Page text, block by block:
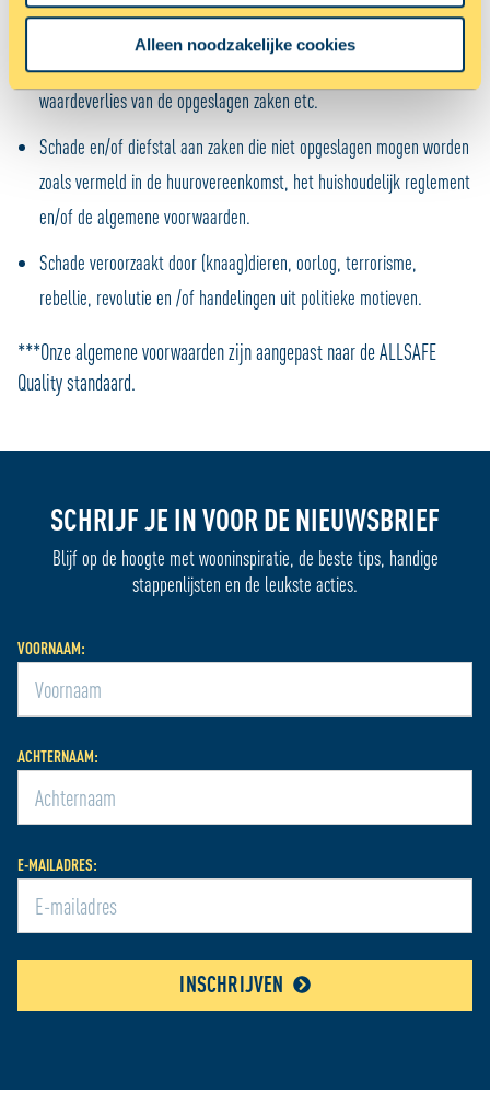
U kunt uw toestemming op elk moment wijzigen of
intrekken in de Cookieverklaring.
Met cookies maken wij de website en jouw ervaring beter
website goed. Met cookies voor statistieken houden we
anoniem bij hoe de website wordt gebruikt, zodat we die
telkens een beetje beter kunnen maken. We gebruiken
personaliseren en om functies voor social media te
bieden. We delen informatie over je gebruik van onze site
met onze partners voor social media, adverteren en
analyse zodat we ook buiten onze website een
persoonlijke ervaring kunnen bieden. Voor meer
informatie over hoe wij cookies gebruiken, bekijk onze
Alleen noodzakelijke cookies
ALLSAFE is niet aansprakelijk voor:
Indirecte schade, zoals winstderving, emotionele schade,
waardeverlies van de opgeslagen zaken etc.
Schade en/of diefstal aan zaken die niet opgeslagen mogen worden
zoals vermeld in de huurovereenkomst, het huishoudelijk reglement
en/of de algemene voorwaarden.
Schade veroorzaakt door (knaag)dieren, oorlog, terrorisme,
rebellie, revolutie en /of handelingen uit politieke motieven.
***Onze algemene voorwaarden zijn aangepast naar de ALLSAFE
Quality standaard.
SCHRIJF JE IN VOOR DE NIEUWSBRIEF
Blijf op de hoogte met wooninspiratie, de beste tips, handige
stappenlijsten en de leukste acties.
VOORNAAM:
ACHTERNAAM:
E-MAILADRES:
INSCHRIJVEN